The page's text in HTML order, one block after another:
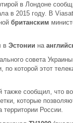
в Лондоне
в 2015 году. В
британским
в Эстонии на
совета
которой этот
также сообщил, что
которые
территории России.